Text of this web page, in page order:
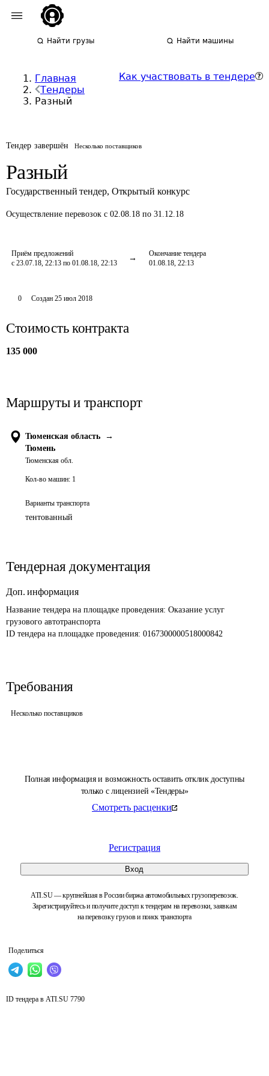
Найти грузы Найти машины
Главная
Тендеры
Разный
Как участвовать в тендере
Тендер завершён Несколько поставщиков
Разный
Государственный тендер, Открытый конкурс
Осуществление перевозок с 02.08.18 по 31.12.18
Приём предложений
с 23.07.18, 22:13 по 01.08.18, 22:13
Окончание тендера
01.08.18, 22:13
Полная информация и возможность оставить отклик доступны
только с лицензией «Тендеры»
Смотреть расценки
Регистрация
Вход
ATI.SU — крупнейшая в России биржа автомобильных грузоперевозок.
Зарегистрируйтесь и получите доступ к тендерам на перевозки, заявкам
на перевозку грузов и поиск транспорта
Поделиться
0 Создан 25 июл 2018
Стоимость контракта
135 000
Маршруты и транспорт
Тюменская область
→
Тюмень
Тюменская обл.
Кол-во машин: 1
Варианты транспорта
тентованный
Тендерная документация
Доп. информация
Название тендера на площадке проведения: Оказание услуг
грузового автотранспорта
ID тендера на площадке проведения: 0167300000518000842
Требования
Несколько поставщиков
ID тендера в ATI.SU 7790